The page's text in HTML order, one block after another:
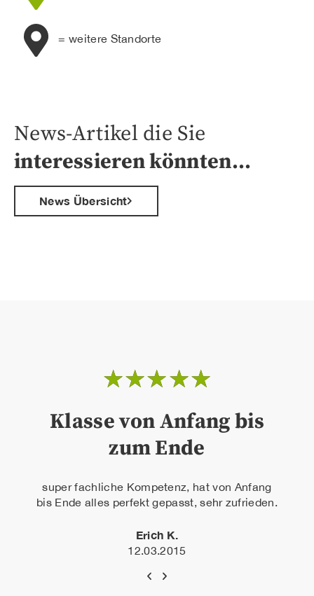
= weitere Standorte
News-Artikel die Sie
interessieren könnten…
News Übersicht
☆☆☆☆☆
Klasse von Anfang bis
zum Ende
super fachliche Kompetenz, hat von Anfang
bis Ende alles perfekt gepasst, sehr zufrieden.
Erich K.
12.03.2015